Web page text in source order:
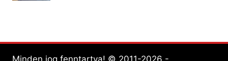
Minden jog fenntartva! © 2011-2026 -